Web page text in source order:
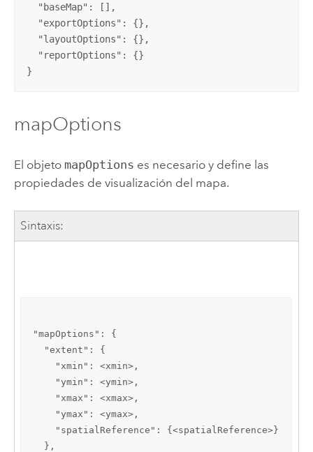
  "baseMap": [],
  "exportOptions": {},
  "layoutOptions": {},
  "reportOptions": {}
}
mapOptions
El objeto mapOptions es necesario y define las
propiedades de visualización del mapa.
Sintaxis:
"mapOptions": {
  "extent": {
    "xmin": <xmin>,
    "ymin": <ymin>,
    "xmax": <xmax>,
    "ymax": <ymax>,
    "spatialReference": {<spatialReference>}
  },